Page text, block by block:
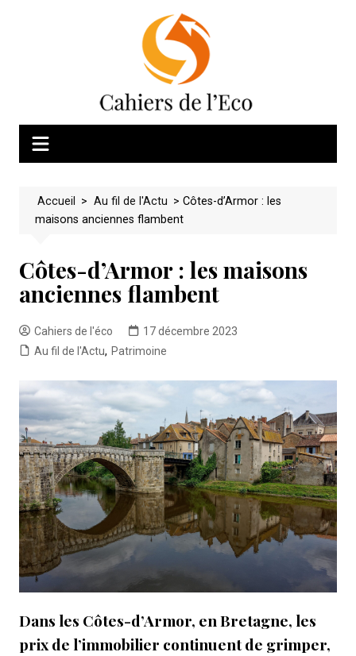
Accueil > Au fil de l'Actu > Côtes-d’Armor : les
maisons anciennes flambent
Côtes-d’Armor : les maisons
anciennes flambent
Cahiers de l'éco
17 décembre 2023
Au fil de l'Actu, Patrimoine
Dans les Côtes-d’Armor, en Bretagne, les
prix de l’immobilier continuent de grimper,